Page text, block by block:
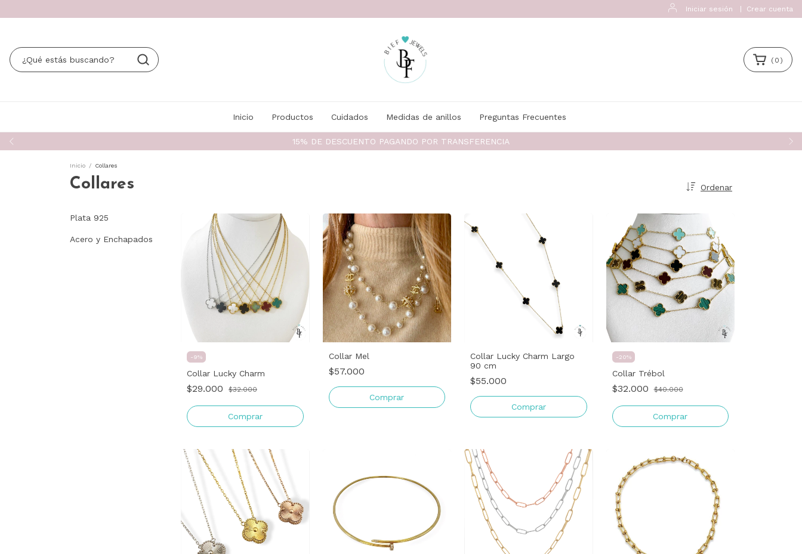
Iniciar sesión Crear cuenta
15% DE DESCUENTO PAGANDO POR TRANSFERENCIA
( 0 )
Inicio Productos Cuidados Medidas de anillos Preguntas Frecuentes
Inicio / Collares
Collares Ordenar
Plata 925
Acero y Enchapados
-9%
Collar Lucky Charm
$29.000 $32.000
Comprar
Collar Mel
$57.000
Collar Lucky Charm Largo
90 cm
$55.000
Comprar
-20%
Collar Trébol
$32.000 $40.000
Comprar